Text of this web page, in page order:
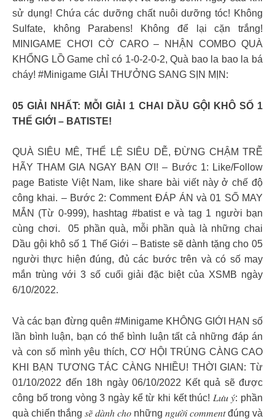
sử dụng! Chứa các dưỡng chất nuôi dưỡng tóc! Không
Sulfate, không Parabens! Không để lại cặn trắng!
MINIGAME CHƠI CỜ CARO – NHẬN COMBO QUÀ
KHỔNG LỒ Game chỉ có 1-0-2-0-2, Quà bao la bao la bá
cháy! #Minigame GIẢI THƯỞNG SANG SỊN MỊN:
05 GIẢI NHẤT: MỖI GIẢI 1 CHAI DẦU GỘI KHÔ SỐ 1
THẾ GIỚI – BATISTE!
QUÀ SIÊU MÊ, THỂ LỆ SIÊU DỄ, ĐỪNG CHẬM TRỄ
HÃY THAM GIA NGAY BẠN ƠI! – Bước 1: Like/Follow
page Batiste Việt Nam, like share bài viết này ở chế độ
công khai. – Bước 2: Comment ĐÁP ÁN và 01 SỐ MAY
MẮN (Từ 0-999), hashtag #batist e và tag 1 người bạn
cùng chơi. ️ 05 phần quà, mỗi phần quà là những chai
Dầu gội khô số 1 Thế Giới – Batiste sẽ dành tặng cho 05
người thực hiện đúng, đủ các bước trên và có số may
mắn trùng với 3 số cuối giải đặc biệt của XSMB ngày
6/10/2022. ️
Và các bạn đừng quên #Minigame KHÔNG GIỚI HẠN số
lần bình luận, bạn có thể bình luận tất cả những đáp án
và con số mình yêu thích, CƠ HỘI TRÚNG CÀNG CAO
KHI BẠN TƯƠNG TÁC CÀNG NHIỀU! THỜI GIAN: Từ
01/10/2022 đến 18h ngày 06/10/2022 Kết quả sẽ được
công bố trong vòng 3 ngày kể từ khi kết thúc! 𝐿𝑢̛𝑢 𝑦́: phần
quà chiến thắng 𝑠𝑒̃ 𝑑𝑎̀𝑛ℎ 𝑐ℎ𝑜 những 𝑛𝑔𝑢̛𝑜̛̀𝑖 𝑐𝑜𝑚𝑚𝑒𝑛𝑡 đúng và